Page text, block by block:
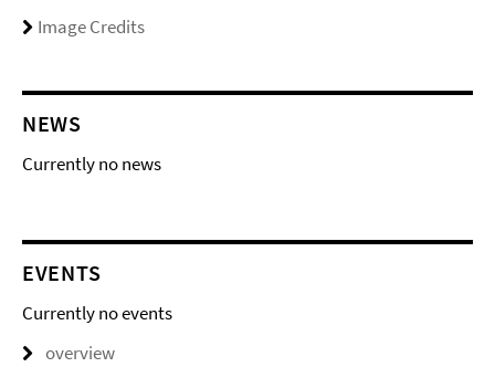
Image Credits
NEWS
Currently no news
EVENTS
Currently no events
overview